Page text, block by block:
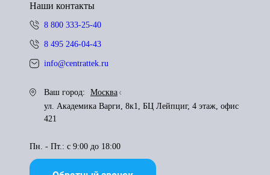
Наши контакты
8 800 333-25-40
8 495 246-04-43
info@centrattek.ru
Ваш город:
Москва
ул. Академика Варги, 8к1, БЦ Лейпциг, 4 этаж, офис
421
Пн. - Пт.: с 9:00 до 18:00